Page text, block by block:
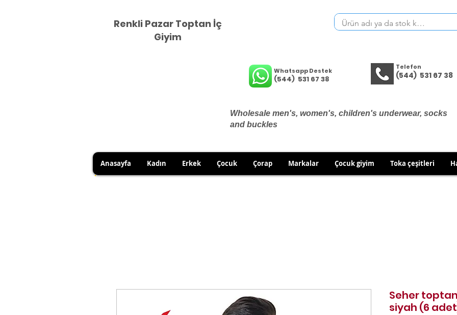
Renkli Pazar Toptan İç
Giyim
Whatsapp Destek
(544) 531 67 38
Telefon
(544) 531 67 38
Wholesale men's, women's, children's underwear, socks
and buckles
Anasayfa Kadın Erkek Çocuk Çorap Markalar Çocuk giyim Toka çeşitleri
Seher
siyah (6